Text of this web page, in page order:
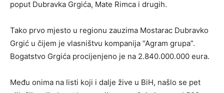
poput Dubravka Grgića, Mate Rimca i drugih.
Tako prvo mjesto u regionu zauzima Mostarac Dubravko
Grgić u čijem je vlasništvu kompanija “Agram grupa”.
Bogatstvo Grgića procijenjeno je na 2.840.000.000 eura.
Među onima na listi koji i dalje žive u BiH, našlo se pet